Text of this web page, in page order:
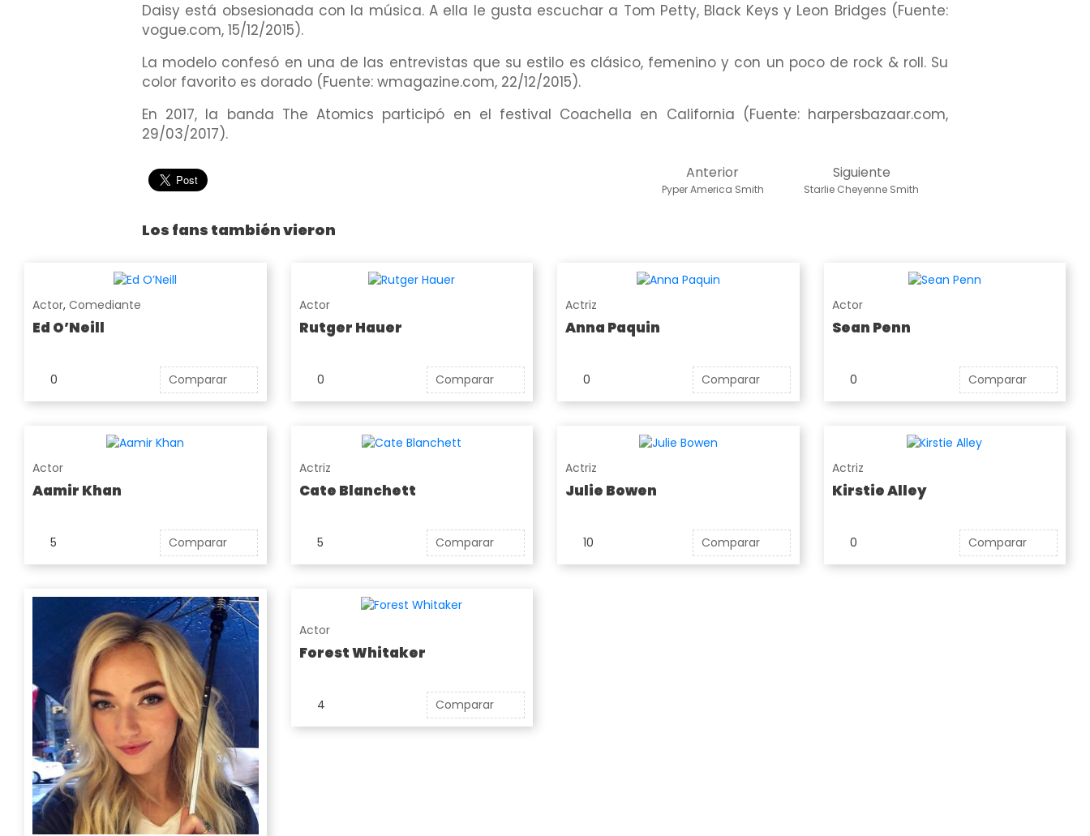
Daisy está obsesionada con la música. A ella le gusta escuchar a Tom Petty, Black Keys y Leon Bridges (Fuente:
vogue.com, 15/12/2015).
La modelo confesó en una de las entrevistas que su estilo es clásico, femenino y con un poco de rock & roll. Su
color favorito es dorado (Fuente: wmagazine.com, 22/12/2015).
En 2017, la banda The Atomics participó en el festival Coachella en California (Fuente: harpersbazaar.com,
29/03/2017).
Siguiente
Starlie Cheyenne Smith
Anterior
Pyper America Smith
Los fans también vieron
Actor, Comediante
Ed O’Neill
0 Comparar
Actor
Rutger Hauer
0 Comparar
Actriz
Anna Paquin
0 Comparar
Actor
Sean Penn
0 Comparar
Actor
Aamir Khan
5 Comparar
Actriz
Cate Blanchett
5 Comparar
Actriz
Julie Bowen
10 Comparar
Actriz
Kirstie Alley
0 Comparar
Actor
Forest Whitaker
4 Comparar